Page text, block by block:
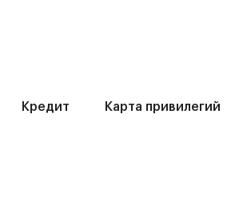
Кредит Карта привилегий